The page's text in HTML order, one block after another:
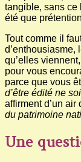
tangible, sans ce
été que
Tout comme il
d’enthousiasme,
qu’elles
pour vous
parce que vous
d’être édité ne
affirment d’un air
du patrimoine
Une